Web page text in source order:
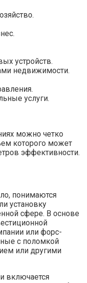
устройств.
недвижимости.
услуги.
можно четко
которого может
эффективности.
понимаются
установку
сфере. В основе
или форс-
с поломкой
или другими
включается